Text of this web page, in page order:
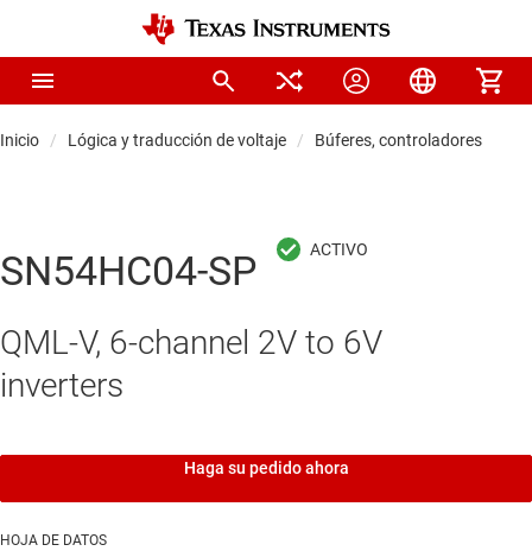
Inicio Lógica y traducción de voltaje Búferes, controladores y
SN54HC04-SP
QML-V, 6-channel 2V to 6V
inverters
Haga su pedido ahora
HOJA DE DATOS